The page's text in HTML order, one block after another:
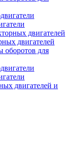
двигателей
двигателей
оборотов для
двигателей и